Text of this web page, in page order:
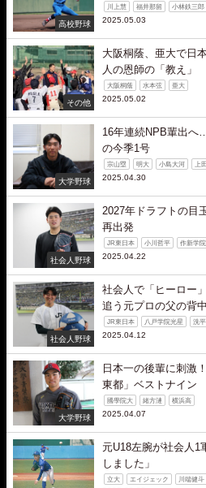
高校野球
川上慧 福井那留 小林鉄三郎
2025.05.03
その他
大阪桐蔭、亜大で日
人の恩師の「教え」
大阪桐蔭 水本弦 亜大
2025.05.02
大学野球
16年連続NPB輩出へ
の今季1号
宗山塁 明大 小島大河 上
2025.04.30
社会人野球
2027年ドラフトの目
再出発
JR東日本 小川哲平 作新学院
2025.04.22
社会人野球
社会人で「ヒーロー
追う元プロの父の背中
JR東日本 八戸学院光星 洗
2025.04.12
大学野球
日本一の後輩に刺激
東都」ベストナイン
國學院大 緒方漣 横浜高
2025.04.07
元U18左腕が社会人1
しました」
立大 エイジェック 川端健斗